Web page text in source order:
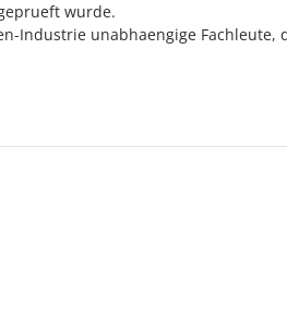
wurde.
Industrie unabhaengige Fachleute,